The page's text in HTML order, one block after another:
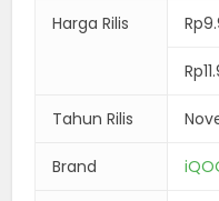
Harga Rilis
Tahun Rilis
Brand